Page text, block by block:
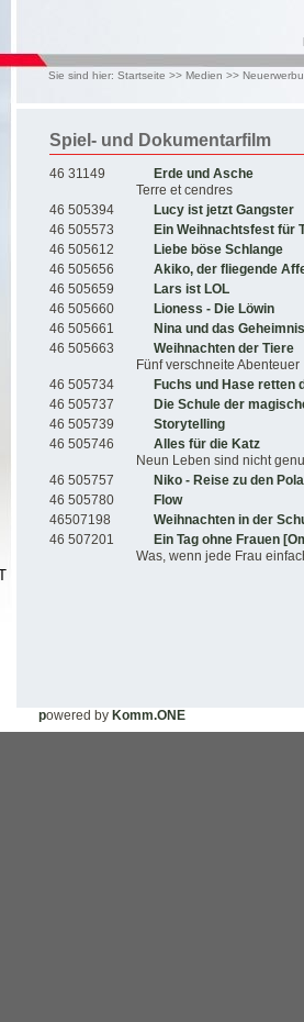
Sie sind hier: Startseite >> Medien >>
Spiel- und Dokumentarfilm
46 31149
Erde und Asche
Terre et cendres
46 505394
Lucy ist jetzt Gangster
46 505573
Ein Weihnachtsfest für
46 505612
Liebe böse Schlange
46 505656
Akiko, der fliegende
46 505659
Lars ist LOL
46 505660
Lioness - Die Löwin
46 505661
Nina und das
46 505663
Weihnachten der Tiere
Fünf verschneite Abenteuer
46 505734
Fuchs und Hase retten
46 505737
Die Schule der
46 505739
Storytelling
46 505746
Alles für die Katz
Neun Leben sind nicht
46 505757
Niko - Reise zu den
46 505780
Flow
46507198
Weihnachten in der
46 507201
Ein Tag ohne Frauen
Was, wenn jede Frau
powered by Komm.ONE